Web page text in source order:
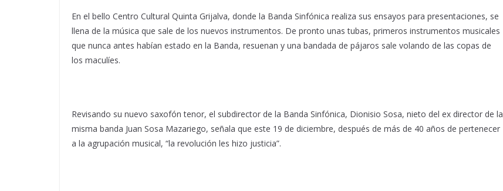
En el bello Centro Cultural Quinta Grijalva, donde la Banda Sinfónica realiza sus ensayos para presentaciones, se
llena de la música que sale de los nuevos instrumentos. De pronto unas tubas, primeros instrumentos musicales
que nunca antes habían estado en la Banda, resuenan y una bandada de pájaros sale volando de las copas de
los maculíes.
Revisando su nuevo saxofón tenor, el subdirector de la Banda Sinfónica, Dionisio Sosa, nieto del ex director de la
misma banda Juan Sosa Mazariego, señala que este 19 de diciembre, después de más de 40 años de pertenecer
a la agrupación musical, “la revolución les hizo justicia”.